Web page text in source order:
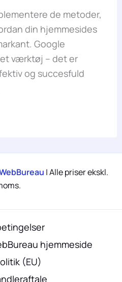
de metoder,
din hjemmesides
Google
værktøj – det er
og succesfuld
| Alle priser ekskl.
(EU)